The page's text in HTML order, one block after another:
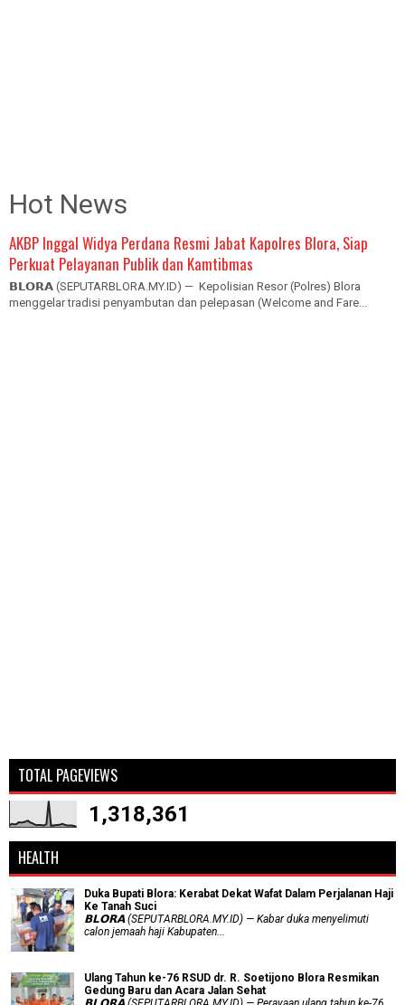
Hot News
AKBP Inggal Widya Perdana Resmi Jabat Kapolres Blora, Siap
Perkuat Pelayanan Publik dan Kamtibmas
𝗕𝗟𝗢𝗥𝗔 (SEPUTARBLORA.MY.ID) — Kepolisian Resor (Polres) Blora
menggelar tradisi penyambutan dan pelepasan (Welcome and Fare...
TOTAL PAGEVIEWS
1,318,361
HEALTH
Duka Bupati Blora: Kerabat Dekat Wafat Dalam Perjalanan Haji
Ke Tanah Suci
𝗕𝗟𝗢𝗥𝗔 (SEPUTARBLORA.MY.ID) — Kabar duka menyelimuti
calon jemaah haji Kabupaten...
Ulang Tahun ke-76 RSUD dr. R. Soetijono Blora Resmikan
Gedung Baru dan Acara Jalan Sehat